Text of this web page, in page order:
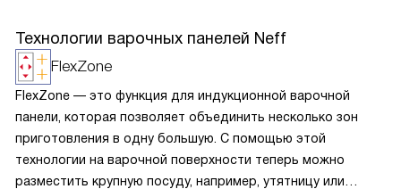
Технологии варочных панелей Neff
FlexZone
FlexZone — это функция для индукционной варочной
панели, которая позволяет объединить несколько зон
приготовления в одну большую. С помощью этой
технологии на варочной поверхности теперь можно
разместить крупную посуду, например, утятницу или